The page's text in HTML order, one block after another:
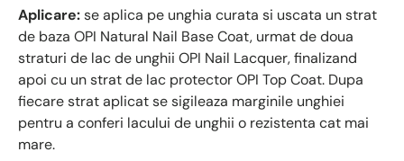
Aplicare:se aplica pe unghia curata si uscata un strat
de baza OPI Natural Nail Base Coat, urmat de doua
straturi de lac de unghii OPI Nail Lacquer, finalizand
apoi cu un strat de lac protector OPI Top Coat. Dupa
fiecare strat aplicat se sigileaza marginile unghiei
pentru a conferi lacului de unghii o rezistenta cat mai
mare.